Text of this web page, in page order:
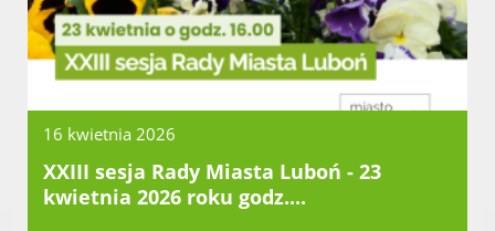
16 kwietnia 2026
XXIII sesja Rady Miasta Luboń - 23
kwietnia 2026 roku godz....